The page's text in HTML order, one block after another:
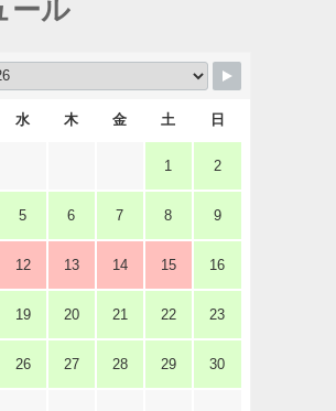
ール
水 木 金 土 日
1 2
5 6 7 8 9
12 13 14 15 16
19 20 21 22 23
26 27 28 29 30